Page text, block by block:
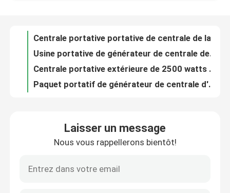
Contact
nouvelles
Station solaire de générateur
Batterie portative extérieure d'intérieur 2500W de la centrale Lifepo4
Cellule de batterie solaire portative du générateur 1500wh Lifepo4 avec le débouché pur à C.A. d'onde sinusoïdale
Laisser un message
Nous vous rappellerons bientôt!